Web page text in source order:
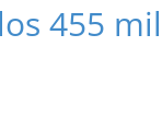
455